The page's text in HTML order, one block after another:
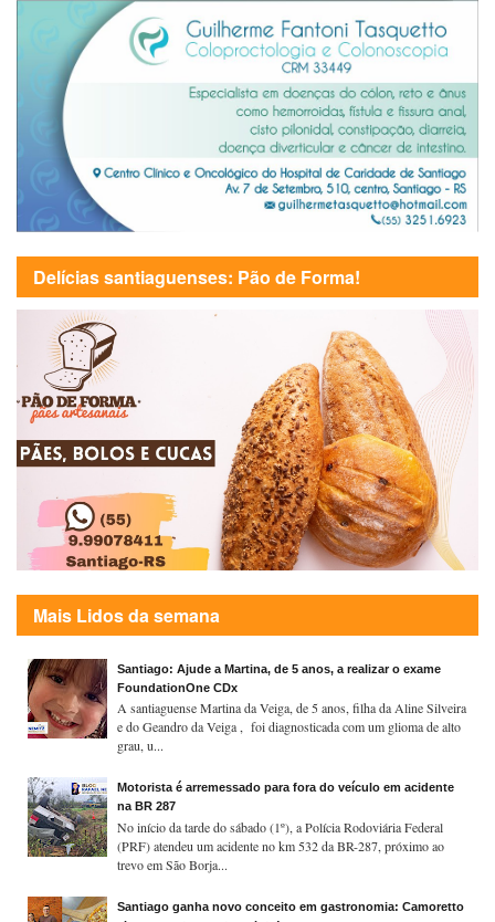
Delícias santiaguenses: Pão de Forma!
Mais Lidos da semana
Santiago: Ajude a Martina, de 5 anos, a realizar o exame
FoundationOne CDx
A santiaguense Martina da Veiga, de 5 anos, filha da Aline Silveira
e do Geandro da Veiga , foi diagnosticada com um glioma de alto
grau, u...
Motorista é arremessado para fora do veículo em acidente
na BR 287
No início da tarde do sábado (1º), a Polícia Rodoviária Federal
(PRF) atendeu um acidente no km 532 da BR-287, próximo ao
trevo em São Borja...
Santiago ganha novo conceito em gastronomia: Camoretto